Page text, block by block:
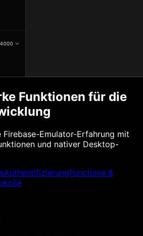
Funktionen für die
Firebase-Emulator-Erfahrung mit
und nativer Desktop-
AuthentifizierungFunctions &